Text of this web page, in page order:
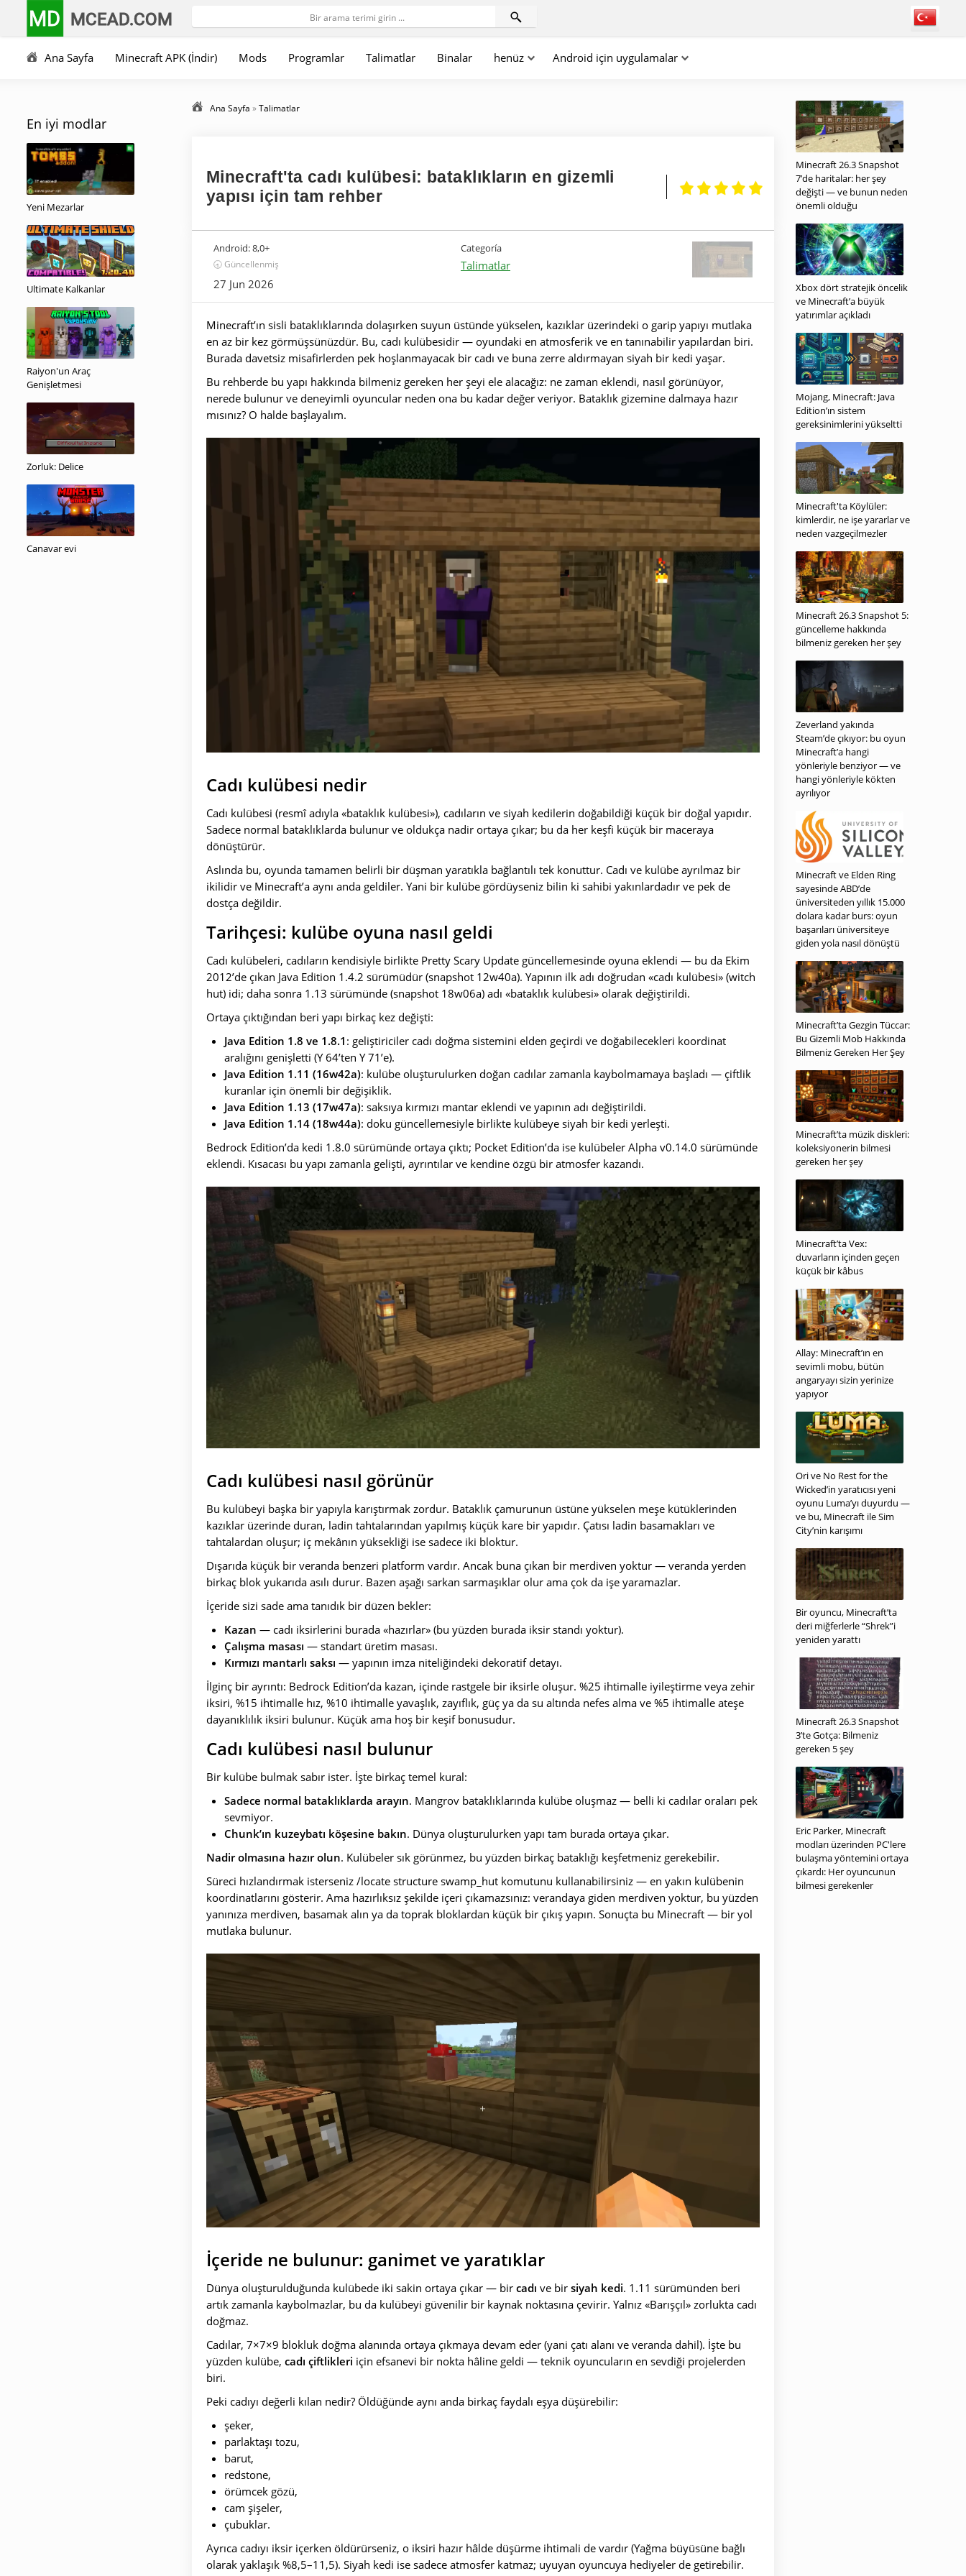
MD MCEAD.COM
Ana Sayfa Minecraft APK (İndir) Mods Programlar Talimatlar Binalar henüz Android için uygulamalar
En iyi modlar
Yeni Mezarlar
Ultimate Kalkanlar
Raiyon'un Araç
Genişletmesi
Zorluk: Delice
Canavar evi
Ana Sayfa »Talimatlar
Minecraft'ta cadı kulübesi: bataklıkların en gizemli
yapısı için tam rehber
Android:8,0+
🕣 Güncellenmiş
27 Jun 2026
Categoría
Talimatlar
Minecraft’ın sisli bataklıklarında dolaşırken suyun üstünde yükselen, kazıklar üzerindeki o garip yapıyı mutlaka
en az bir kez görmüşsünüzdür. Bu, cadı kulübesidir — oyundaki en atmosferik ve en tanınabilir yapılardan biri.
Burada davetsiz misafirlerden pek hoşlanmayacak bir cadı ve buna zerre aldırmayan siyah bir kedi yaşar.
Bu rehberde bu yapı hakkında bilmeniz gereken her şeyi ele alacağız: ne zaman eklendi, nasıl görünüyor,
nerede bulunur ve deneyimli oyuncular neden ona bu kadar değer veriyor. Bataklık gizemine dalmaya hazır
mısınız? O halde başlayalım.
Cadı kulübesi nedir
Cadı kulübesi (resmî adıyla «bataklık kulübesi»), cadıların ve siyah kedilerin doğabildiği küçük bir doğal yapıdır.
Sadece normal bataklıklarda bulunur ve oldukça nadir ortaya çıkar; bu da her keşfi küçük bir maceraya
dönüştürür.
Aslında bu, oyunda tamamen belirli bir düşman yaratıkla bağlantılı tek konuttur. Cadı ve kulübe ayrılmaz bir
ikilidir ve Minecraft’a aynı anda geldiler. Yani bir kulübe gördüyseniz bilin ki sahibi yakınlardadır ve pek de
dostça değildir.
Tarihçesi: kulübe oyuna nasıl geldi
Cadı kulübeleri, cadıların kendisiyle birlikte Pretty Scary Update güncellemesinde oyuna eklendi — bu da Ekim
2012’de çıkan Java Edition 1.4.2 sürümüdür (snapshot 12w40a). Yapının ilk adı doğrudan «cadı kulübesi» (witch
hut) idi; daha sonra 1.13 sürümünde (snapshot 18w06a) adı «bataklık kulübesi» olarak değiştirildi.
Ortaya çıktığından beri yapı birkaç kez değişti:
Java Edition 1.8 ve 1.8.1 : geliştiriciler cadı doğma sistemini elden geçirdi ve doğabilecekleri koordinat
aralığını genişletti (Y 64’ten Y 71’e).
Java Edition 1.11 (16w42a): kulübe oluşturulurken doğan cadılar zamanla kaybolmamaya başladı — çiftlik
kuranlar için önemli bir değişiklik.
Java Edition 1.13 (17w47a): saksıya kırmızı mantar eklendi ve yapının adı değiştirildi.
Java Edition 1.14 (18w44a): doku güncellemesiyle birlikte kulübeye siyah bir kedi yerleşti.
Bedrock Edition’da kedi 1.8.0 sürümünde ortaya çıktı; Pocket Edition’da ise kulübeler Alpha v0.14.0 sürümünde
eklendi. Kısacası bu yapı zamanla gelişti, ayrıntılar ve kendine özgü bir atmosfer kazandı.
Cadı kulübesi nasıl görünür
Bu kulübeyi başka bir yapıyla karıştırmak zordur. Bataklık çamurunun üstüne yükselen meşe kütüklerinden
kazıklar üzerinde duran, ladin tahtalarından yapılmış küçük kare bir yapıdır. Çatısı ladin basamakları ve
tahtalardan oluşur; iç mekânın yüksekliği ise sadece iki bloktur.
Dışarıda küçük bir veranda benzeri platform vardır. Ancak buna çıkan bir merdiven yoktur — veranda yerden
birkaç blok yukarıda asılı durur. Bazen aşağı sarkan sarmaşıklar olur ama çok da işe yaramazlar.
İçeride sizi sade ama tanıdık bir düzen bekler:
Kazan — cadı iksirlerini burada «hazırlar» (bu yüzden burada iksir standı yoktur).
Çalışma masası — standart üretim masası.
Kırmızı mantarlı saksı — yapının imza niteliğindeki dekoratif detayı.
İlginç bir ayrıntı: Bedrock Edition’da kazan, içinde rastgele bir iksirle oluşur. %25 ihtimalle iyileştirme veya zehir
iksiri, %15 ihtimalle hız, %10 ihtimalle yavaşlık, zayıflık, güç ya da su altında nefes alma ve %5 ihtimalle ateşe
dayanıklılık iksiri bulunur. Küçük ama hoş bir keşif bonusudur.
Cadı kulübesi nasıl bulunur
Bir kulübe bulmak sabır ister. İşte birkaç temel kural:
Sadece normal bataklıklarda arayın. Mangrov bataklıklarında kulübe oluşmaz — belli ki cadılar oraları pek
sevmiyor.
Chunk’ın kuzeybatı köşesine bakın. Dünya oluşturulurken yapı tam burada ortaya çıkar.
Nadir olmasına hazır olun. Kulübeler sık görünmez, bu yüzden birkaç bataklığı keşfetmeniz gerekebilir.
Süreci hızlandırmak isterseniz /locate structure swamp_hut komutunu kullanabilirsiniz — en yakın kulübenin
koordinatlarını gösterir. Ama hazırlıksız şekilde içeri çıkamazsınız: verandaya giden merdiven yoktur, bu yüzden
yanınıza merdiven, basamak alın ya da toprak bloklardan küçük bir çıkış yapın. Sonuçta bu Minecraft — bir yol
mutlaka bulunur.
İçeride ne bulunur: ganimet ve yaratıklar
Dünya oluşturulduğunda kulübede iki sakin ortaya çıkar — bir cadı ve bir siyah kedi. 1.11 sürümünden beri
artık zamanla kaybolmazlar, bu da kulübeyi güvenilir bir kaynak noktasına çevirir. Yalnız «Barışçıl» zorlukta cadı
doğmaz.
Cadılar, 7×7×9 blokluk doğma alanında ortaya çıkmaya devam eder (yani çatı alanı ve veranda dahil). İşte bu
yüzden kulübe, cadı çiftlikleri için efsanevi bir nokta hâline geldi — teknik oyuncuların en sevdiği projelerden
biri.
Peki cadıyı değerli kılan nedir? Öldüğünde aynı anda birkaç faydalı eşya düşürebilir:
şeker,
parlaktaşı tozu,
barut,
redstone,
örümcek gözü,
cam şişeler,
çubuklar.
Ayrıca cadıyı iksir içerken öldürürseniz, o iksiri hazır hâlde düşürme ihtimali de vardır (Yağma büyüsüne bağlı
olarak yaklaşık %8,5–11,5). Siyah kedi ise sadece atmosfer katmaz; uyuyan oyuncuya hediyeler de getirebilir.
Minecraft 26.3 Snapshot
7’de haritalar: her şey
değişti — ve bunun neden
önemli olduğu
Xbox dört stratejik öncelik
ve Minecraft’a büyük
yatırımlar açıkladı
Mojang, Minecraft: Java
Edition’ın sistem
gereksinimlerini yükseltti
Minecraft'ta Köylüler:
kimlerdir, ne işe yararlar ve
neden vazgeçilmezler
Minecraft 26.3 Snapshot 5:
güncelleme hakkında
bilmeniz gereken her şey
Zeverland yakında
Steam’de çıkıyor: bu oyun
Minecraft’a hangi
yönleriyle benziyor — ve
hangi yönleriyle kökten
ayrılıyor
Minecraft ve Elden Ring
sayesinde ABD’de
üniversiteden yıllık 15.000
dolara kadar burs: oyun
başarıları üniversiteye
giden yola nasıl dönüştü
Minecraft’ta Gezgin Tüccar:
Bu Gizemli Mob Hakkında
Bilmeniz Gereken Her Şey
Minecraft’ta müzik diskleri:
koleksiyonerin bilmesi
gereken her şey
Minecraft’ta Vex:
duvarların içinden geçen
küçük bir kâbus
Allay: Minecraft’ın en
sevimli mobu, bütün
angaryayı sizin yerinize
yapıyor
Ori ve No Rest for the
Wicked’in yaratıcısı yeni
oyunu Luma’yı duyurdu —
ve bu, Minecraft ile Sim
City’nin karışımı
Bir oyuncu, Minecraft’ta
deri miğferlerle “Shrek”i
yeniden yarattı
Minecraft 26.3 Snapshot
3’te Gotça: Bilmeniz
gereken 5 şey
Eric Parker, Minecraft
modları üzerinden PC'lere
bulaşma yöntemini ortaya
çıkardı: Her oyuncunun
bilmesi gerekenler